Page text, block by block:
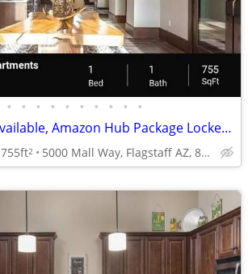
• • • • • • • • • •
Flexible Leases Available, Amazon Hub Package Lockers, Spacious Closet
755ft2 5000 Mall Way, Flagstaff AZ, 86004